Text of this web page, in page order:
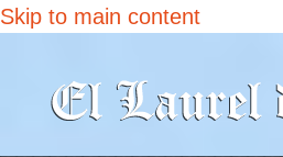
Skip to main content